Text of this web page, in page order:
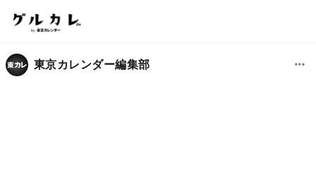
東京カレンダー編集部